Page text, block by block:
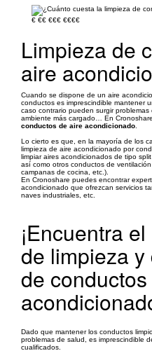
€ €€ €€€ €€€€
Limpieza de
aire
Cuando se dispone de un aire
conductos es imprescindible mantener
caso contrario pueden surgir
ambiente más cargado… En
conductos de aire acondicionado
Lo cierto es que, en la mayoría de los
limpieza de aire acondicionado por
limpiar aires acondicionados de tipo
así como otros conductos de
campanas de cocina, etc.).
En Cronoshare puedes encontrar
acondicionado que ofrezcan servicios
naves industriales, etc.
¡Encuentra
de limpieza
de
Dado que mantener los conductos
problemas de salud, es imprescindible
cualificados.